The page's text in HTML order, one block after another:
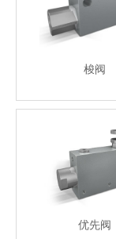
梭阀
优先阀